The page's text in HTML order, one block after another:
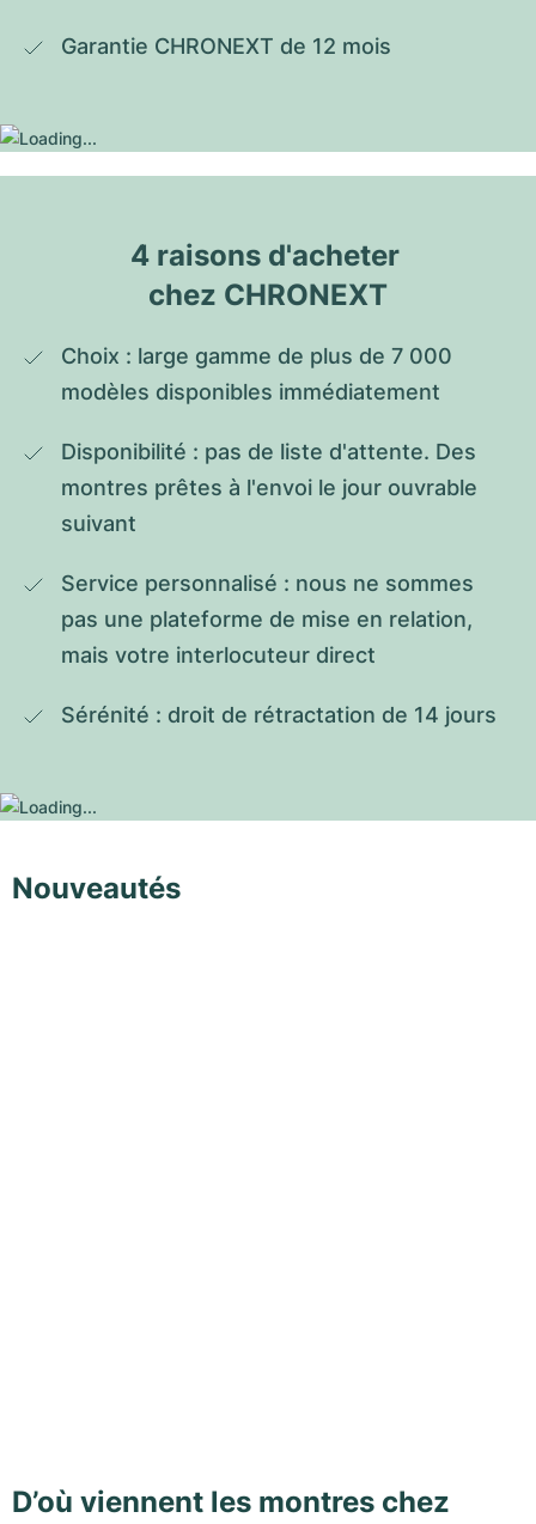
Garantie CHRONEXT de 12 mois
4 raisons d'acheter
chez CHRONEXT
Choix : large gamme de plus de 7 000
modèles disponibles immédiatement
Disponibilité : pas de liste d'attente. Des
montres prêtes à l'envoi le jour ouvrable
suivant
Service personnalisé : nous ne sommes
pas une plateforme de mise en relation,
mais votre interlocuteur direct
Sérénité : droit de rétractation de 14 jours
Nouveautés
D’où viennent les montres chez